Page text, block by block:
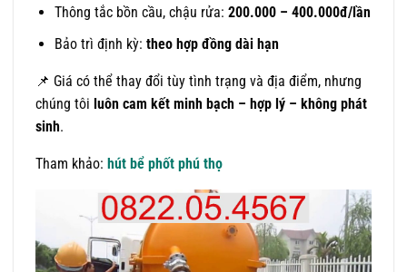
Thông tắc bồn cầu, chậu rửa: 200.000 – 400.000đ/lần
Bảo trì định kỳ: theo hợp đồng dài hạn
📌 Giá có thể thay đổi tùy tình trạng và địa điểm, nhưng
chúng tôi luôn cam kết minh bạch – hợp lý – không phát
sinh.
Tham khảo: hút bể phốt phú thọ